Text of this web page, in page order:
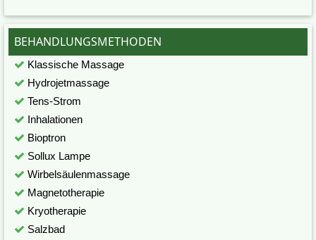
BEHANDLUNGSMETHODEN
Klassische Massage
Hydrojetmassage
Tens-Strom
Inhalationen
Bioptron
Sollux Lampe
Wirbelsäulenmassage
Magnetotherapie
Kryotherapie
Salzbad